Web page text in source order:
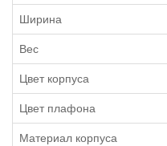
Ширина
Вес
Цвет корпуса
Цвет плафона
Материал корпуса